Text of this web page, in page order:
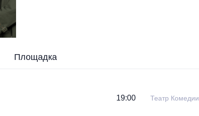
Площадка
19:00 Театр Комедии.